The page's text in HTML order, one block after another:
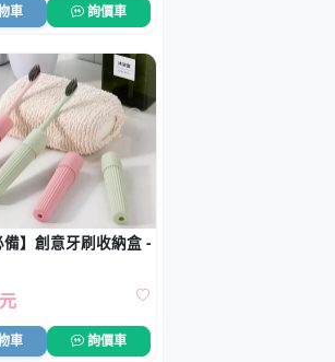
車 詢價車
備】創意牙刷收納盒 - 出差旅行便攜牙刷盒
車 詢價車